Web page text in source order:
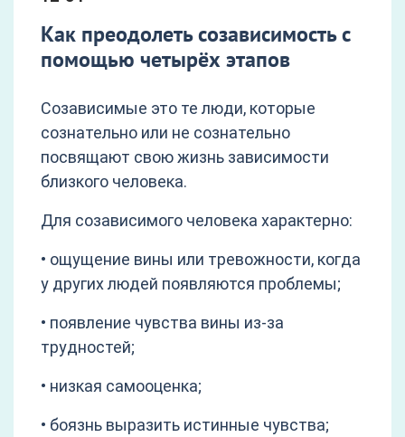
Как преодолеть созависимость с
помощью четырёх этапов
Созависимые это те люди, которые
сознательно или не сознательно
посвящают свою жизнь зависимости
близкого человека.
Для созависимого человека характерно:
• ощущение вины или тревожности, когда
у других людей появляются проблемы;
• появление чувства вины из-за
трудностей;
• низкая самооценка;
• боязнь выразить истинные чувства;